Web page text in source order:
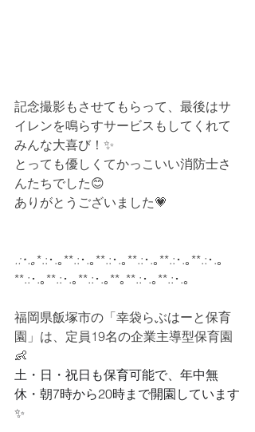
記念撮影もさせてもらって、最後はサ
イレンを鳴らすサービスもしてくれて
みんな大喜び！✨
とっても優しくてかっこいい消防士さ
んたちでした😊
ありがとうございました💗
.:･.｡*.:･.｡**.:･.｡**.:･.｡**.:･.｡**.:･.｡**.:･.｡
**.:･.｡**.:･.｡**.:･.｡**｡**.:･.｡**.:･.｡
福岡県飯塚市の「幸袋らぶはーと保育
園」は、定員19名の企業主導型保育園
👶
土・日・祝日も保育可能で、年中無
休・朝7時から20時まで開園しています
✨